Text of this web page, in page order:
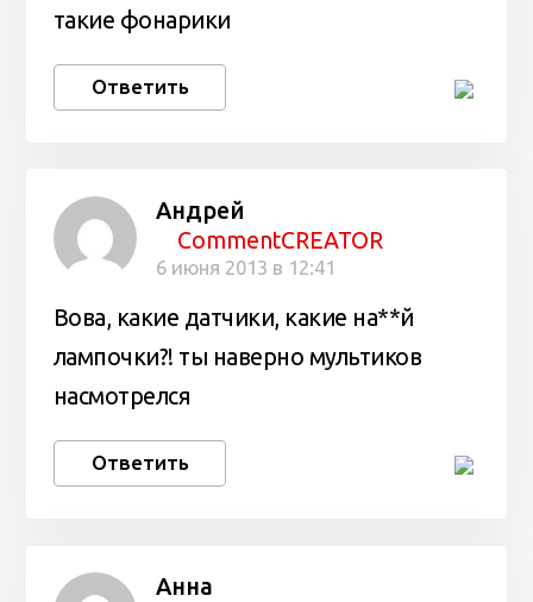
такие фонарики
Ответить
Андрей
CommentCREATOR
6 июня 2013 в 12:41
Вова, какие датчики, какие на**й
лампочки?! ты наверно мультиков
насмотрелся
Ответить
Анна